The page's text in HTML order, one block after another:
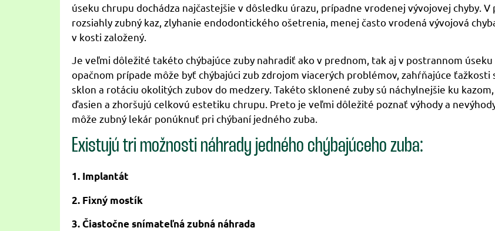
úseku chrupu dochádza najčastejšie v dôsledku úrazu, prípadne vrodenej vývojovej chyby.
rozsiahly zubný kaz, zlyhanie endodontického ošetrenia, menej často vrodená vývojová
v kosti založený.
Je veľmi dôležité takéto chýbajúce zuby nahradiť ako v prednom, tak aj v postrannom
opačnom prípade môže byť chýbajúci zub zdrojom viacerých problémov, zahŕňajúce
sklon a rotáciu okolitých zubov do medzery. Takéto sklonené zuby sú náchylnejšie ku
ďasien a zhoršujú celkovú estetiku chrupu. Preto je veľmi dôležité poznať výhody a
môže zubný lekár ponúknuť pri chýbaní jedného zuba.
Existujú tri možnosti náhrady jedného chýbajúceho zuba:
1. Implantát
2. Fixný mostík
3. Čiastočne snímateľná zubná náhrada